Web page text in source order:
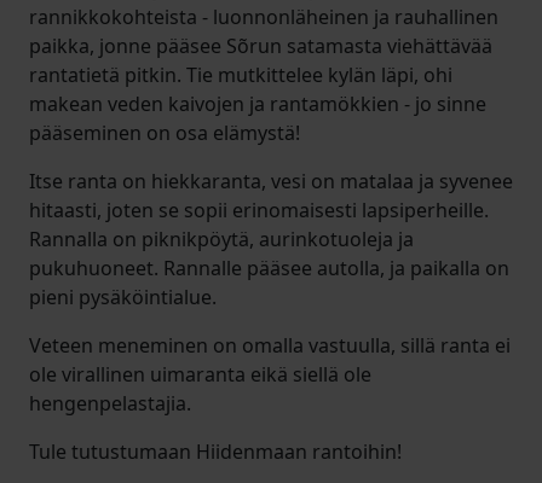
rannikkokohteista - luonnonläheinen ja rauhallinen
paikka, jonne pääsee Sõrun satamasta viehättävää
rantatietä pitkin. Tie mutkittelee kylän läpi, ohi
makean veden kaivojen ja rantamökkien - jo sinne
pääseminen on osa elämystä!
Itse ranta on hiekkaranta, vesi on matalaa ja syvenee
hitaasti, joten se sopii erinomaisesti lapsiperheille.
Rannalla on piknikpöytä, aurinkotuoleja ja
pukuhuoneet. Rannalle pääsee autolla, ja paikalla on
pieni pysäköintialue.
Veteen meneminen on omalla vastuulla, sillä ranta ei
ole virallinen uimaranta eikä siellä ole
hengenpelastajia.
Tule tutustumaan Hiidenmaan rantoihin!